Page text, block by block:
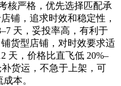
核严格，优先选择匹配承
铺，追求时效和稳定性，
天，妥投率高，有利于
货型店铺，对时效要求适
天，价格比直飞低 20%–
货运，不急于上架，可
本。